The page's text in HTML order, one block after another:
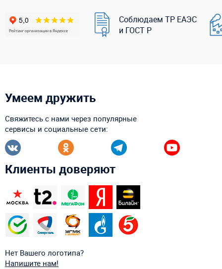
Соблюдаем ТР ЕАЭС
и ГОСТ Р
Умеем дружить
Свяжитесь с нами через популярные
сервисы и социальные сети:
Клиенты доверяют
Нет Вашего логотипа?
Напишите нам!